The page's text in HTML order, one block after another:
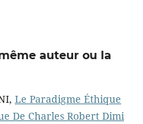
auteur ou la
Le Paradigme Éthique
De Charles Robert Dimi